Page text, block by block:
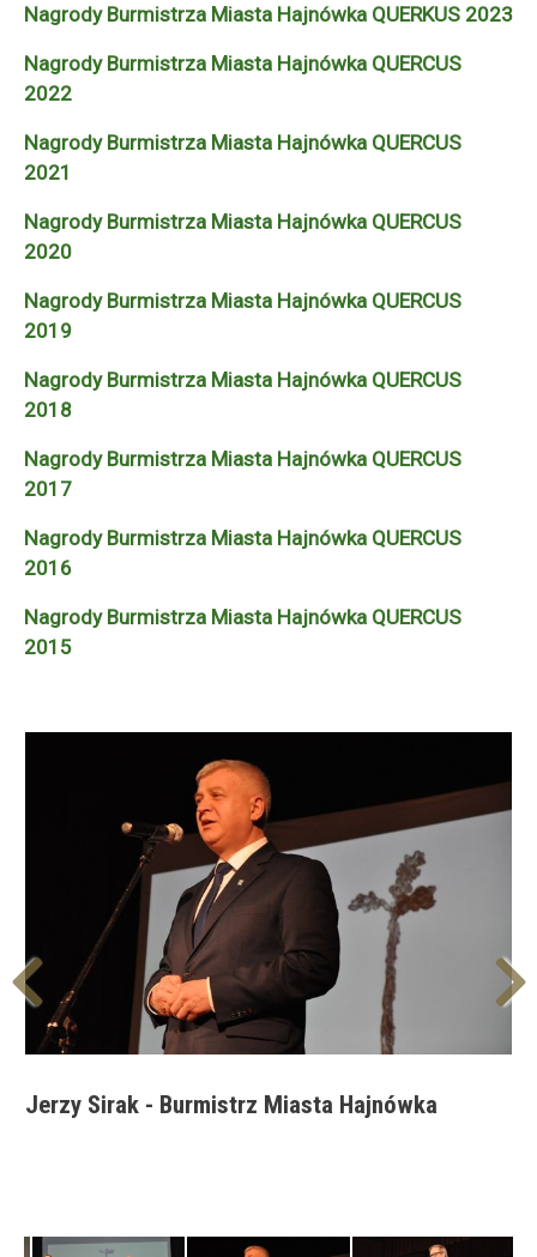
Nagrody Burmistrza Miasta Hajnówka QUERKUS 2023
Nagrody Burmistrza Miasta Hajnówka QUERCUS
2022
Nagrody Burmistrza Miasta Hajnówka QUERCUS
2021
Nagrody Burmistrza Miasta Hajnówka QUERCUS
2020
Nagrody Burmistrza Miasta Hajnówka QUERCUS
2019
Nagrody Burmistrza Miasta Hajnówka QUERCUS
2018
Nagrody Burmistrza Miasta Hajnówka QUERCUS
2017
Nagrody Burmistrza Miasta Hajnówka QUERCUS
2016
Nagrody Burmistrza Miasta Hajnówka QUERCUS
2015
Jerzy Sirak - Burmistrz Miasta Hajnówka